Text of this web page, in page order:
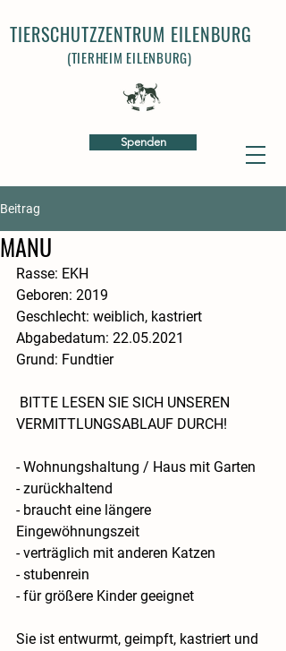
Spenden
TIERSCHUTZZENTRUM EILENBURG
(TIERHEIM EILENBURG)
Beitrag
MANU
Rasse: EKH
​Geboren: 2019
​Geschlecht: weiblich, kastriert
​​Abgabedatum: 22.05.2021
​Grund: Fundtier
VERMITTLUNGSABLAUF DURCH!
- Wohnungshaltung / Haus mit Garten
- zurückhaltend
- braucht eine längere
Eingewöhnungszeit
- verträglich mit anderen Katzen
- stubenrein
- für größere Kinder geeignet
Sie ist entwurmt, geimpft, kastriert und